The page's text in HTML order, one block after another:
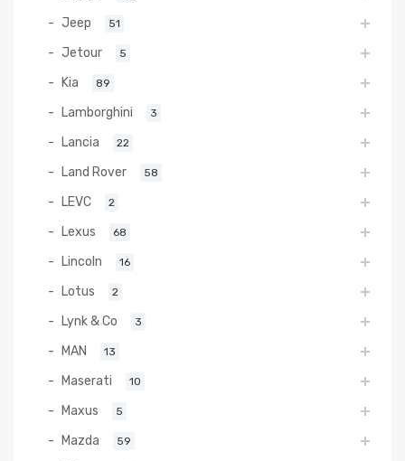
Jeep 51
Jetour 5
Kia 89
Lamborghini 3
Lancia 22
Land Rover 58
LEVC 2
Lexus 68
Lincoln 16
Lotus 2
Lynk & Co 3
MAN 13
Maserati 10
Maxus 5
Mazda 59